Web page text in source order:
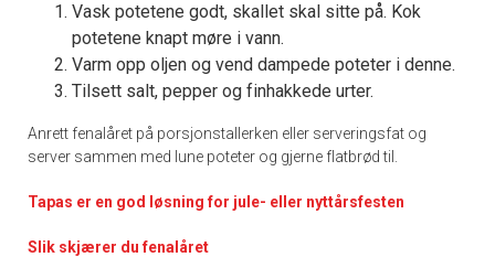
Vask potetene godt, skallet skal sitte på. Kok
potetene knapt møre i vann.
Varm opp oljen og vend dampede poteter i denne.
Tilsett salt, pepper og finhakkede urter.
Anrett fenalåret på porsjonstallerken eller serveringsfat og
server sammen med lune poteter og gjerne flatbrød til.
Tapas er en god løsning for jule- eller nyttårsfesten
Slik skjærer du fenalåret